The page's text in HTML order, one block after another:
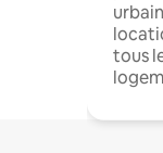
tous